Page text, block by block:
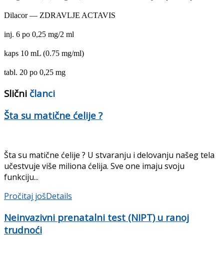
Dilacor — ZDRAVLJE ACTAVIS
inj. 6 po 0,25 mg/2 ml
kaps 10 mL (0.75 mg/ml)
tabl. 20 po 0,25 mg
Slični članci
Šta su matične ćelije ?
Šta su matične ćelije ? U stvaranju i delovanju našeg tela
učestvuje više miliona ćelija. Sve one imaju svoju
funkciju...
Pročitaj jošDetails
Neinvazivni prenatalni test (NIPT) u ranoj
trudnoći